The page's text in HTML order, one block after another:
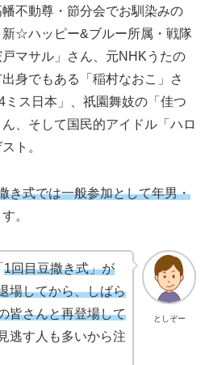
幡不動尊・節分会でお馴染みの
新☆ハッピー&ブルー所属・戦隊
マサル」さん、元NHKうたの
身でもある「稲村なおこ」さ
ミス日本」、祇園舞妓の「佳つ
、そして国民的アイドル「ハロ
ト。
き式では一般参加として年男・
。
としぞー
1回目豆撒き式」が
場してから、しばら
皆さんと再登場して
逃す人も多いから注